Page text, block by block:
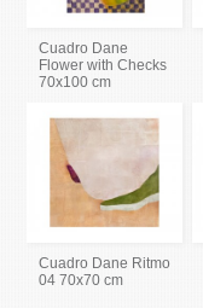
Cuadro Dane
Flower with Checks
70x100 cm
Cuadro Dane Ritmo
04 70x70 cm